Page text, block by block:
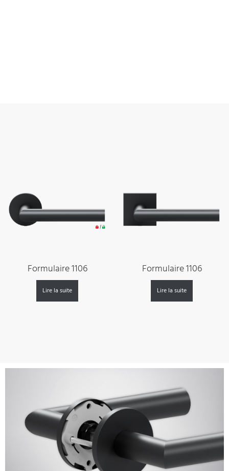
Formulaire 1106
Lire la suite
Formulaire 1106
Lire la suite